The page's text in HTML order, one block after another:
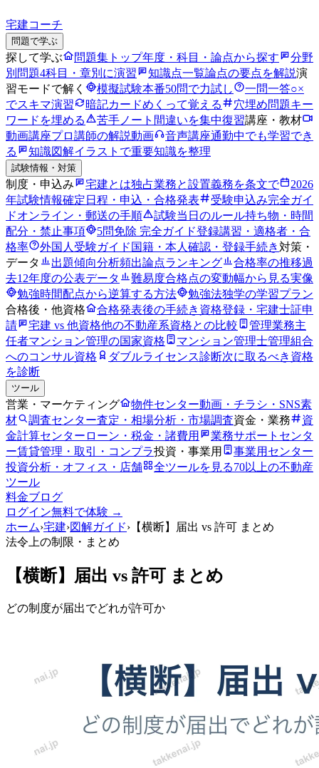
宅建コーチ
問題で学ぶ
探して学ぶ 問題集トップ年度・科目・論点から探す
分野
別問題4科目・章別に演習 知識点一覧論点の要点を解説演
習モードで解く
模擬試験本番50問で力試し 一問一答○×
でスキマ演習
暗記カードめくって覚える 穴埋め問題キー
ワードを埋める
苦手ノート 間違いを集中復習講座・教材
動画講座プロ講師の解説動画 音声講座通勤中でも学習でき
る
知識図解イラストで重要知識を整理
試験情報・対策
制度・申込み 宅建とは独占業務と設置義務を条文で
2026
年試験情報確定日程・申込・合格発表
受験申込み完全ガイ
ドオンライン・郵送の手順 試験当日のルール持ち物・時間
配分・禁止事項
5問免除 完全ガイド登録講習・適格者・合
格率
外国人受験ガイド 国籍・本人確認・登録手続き対策・
データ
出題傾向分析頻出論点ランキング 合格率の推移過
去12年度の公表データ
難易度合格点の変動幅から見る実像
勉強時間配点から逆算する方法 勉強法独学の学習プラン
合格後・他資格
合格発表後の手続き 資格登録・宅建士証申
請
宅建 vs 他資格他の不動産系資格との比較
管理業務主
任者マンション管理の国家資格 マンション管理士管理組合
へのコンサル資格
ダブルライセンス診断次に取るべき資格
を診断
ツール
営業・マーケティング 物件センター動画・チラシ・SNS素
材
調査センター査定・相場分析・市場調査資金・業務
資
金計算センター ローン・税金・諸費用
業務サポートセンタ
ー賃貸管理・取引・コンプラ投資・事業用
事業用センター
投資分析・オフィス・店舗
全ツールを見る70以上の不動産
ツール
料金ブログ
ログイン無料で体験 →
ホーム›宅建›図解ガイド› 【横断】届出 vs 許可 まとめ
法令上の制限 ・まとめ
【横断】届出 vs 許可 まとめ
どの制度が届出でどれが許可か